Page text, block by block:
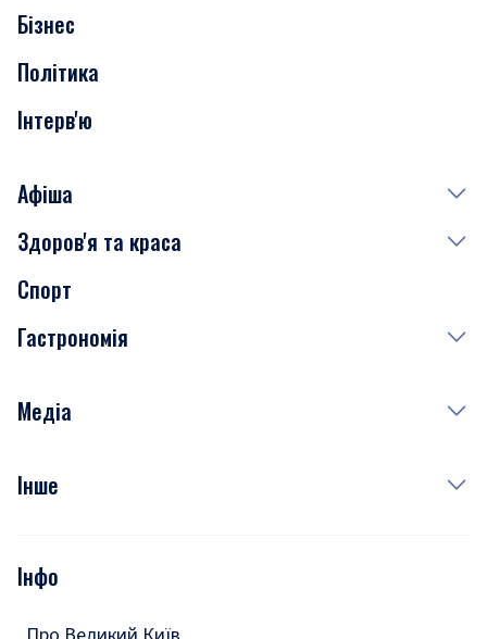
Транспорт
Бізнес
Політика
Інтерв'ю
Афіша
Сьогодні
Завтра
Субота
Здоров'я та краса
Медицина
Краса
Спорт
Гастрономія
Рецепти
Медіа
Фото
Подкасти
Інше
Тести
Інфо